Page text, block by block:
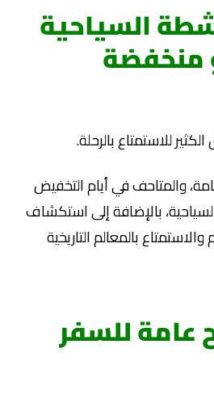
السياحية
منخفضة
للاستمتاع بالرحلة.
والمتاحف في أيام التخفيض
بالإضافة إلى استكشاف
بالمعالم التاريخية
عامة للسفر